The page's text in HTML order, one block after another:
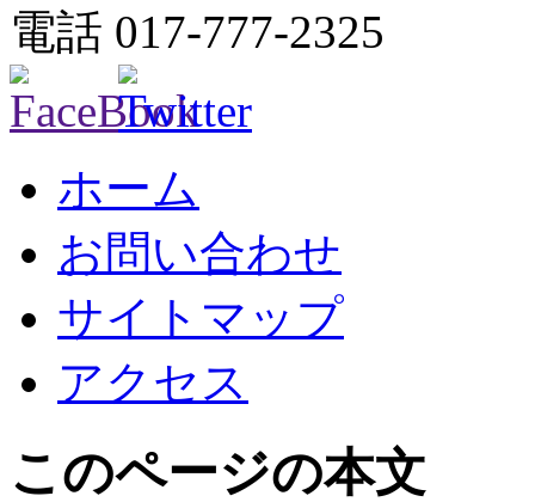
電話 017-777-2325
ホーム
お問い合わせ
サイトマップ
アクセス
このページの本文